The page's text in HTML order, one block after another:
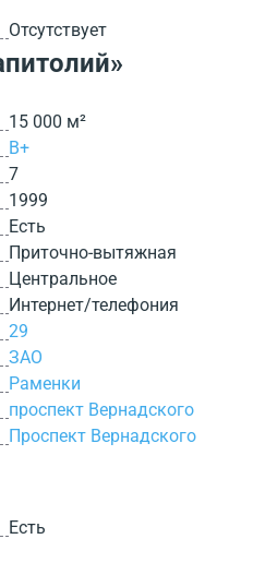
Отсутствует
15 000 м²
B+
7
1999
Есть
Приточно-вытяжная
Центральное
Интернет/телефония
29
ЗАО
Раменки
проспект Вернадского
Проспект Вернадского
Есть